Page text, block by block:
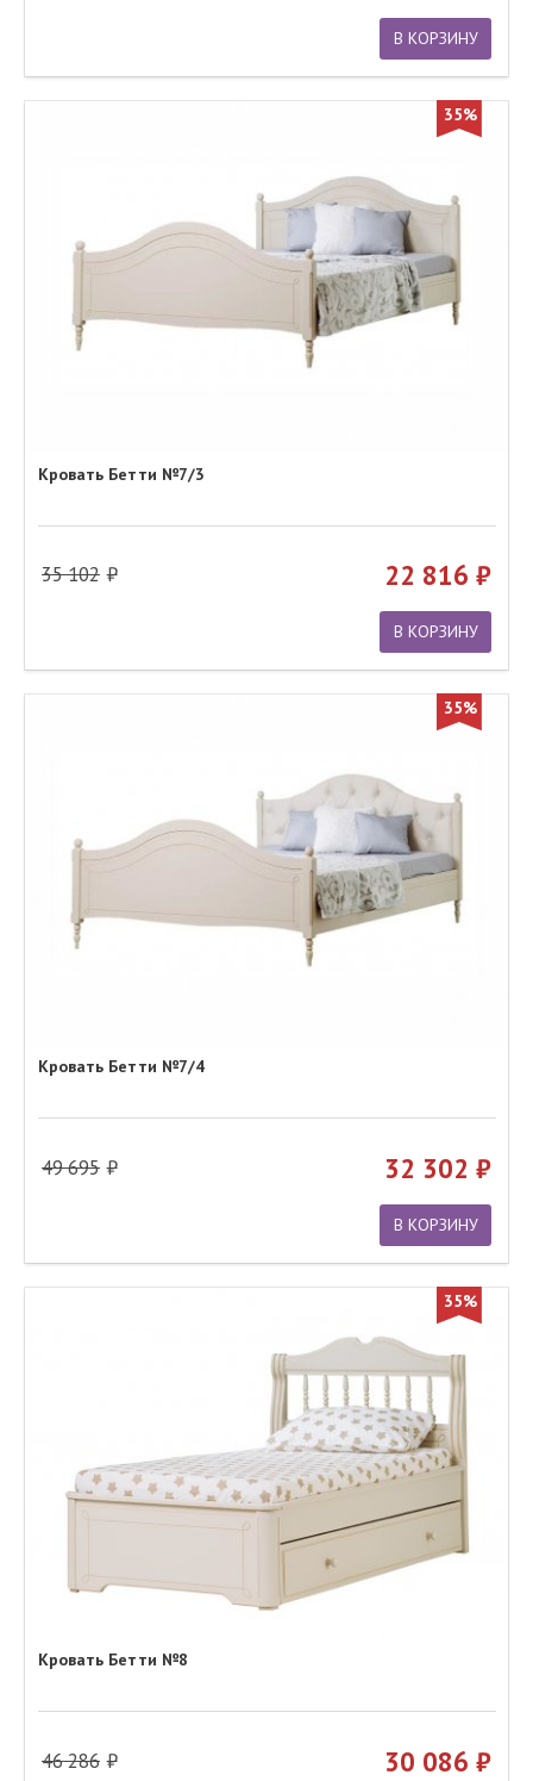
В КОРЗИНУ
35%
Кровать Бетти №7/3
35 102 22 816
В КОРЗИНУ
35%
Кровать Бетти №7/4
49 695 32 302
В КОРЗИНУ
35%
Кровать Бетти №8
46 286 30 086